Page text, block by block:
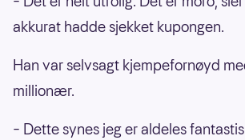
akkurat hadde sjekket kupongen.
Han var selvsagt kjempefornøyd
millionær.
– Dette synes jeg er aldeles